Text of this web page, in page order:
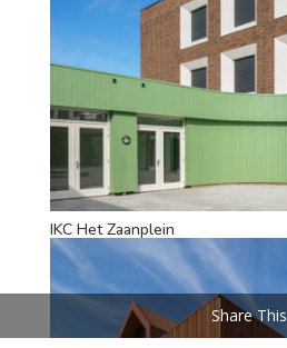
IKC Het Zaanplein
Share This